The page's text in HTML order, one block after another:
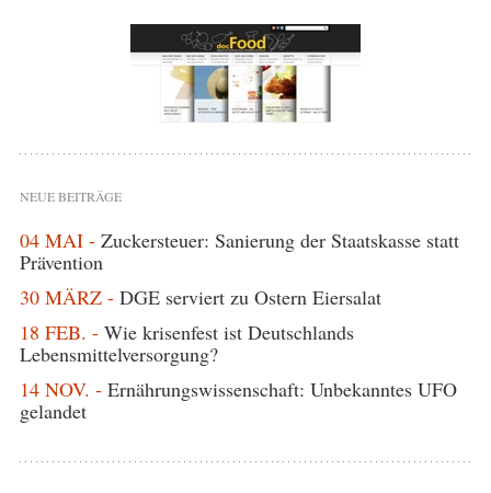
NEUE BEITRÄGE
04 MAI - Zuckersteuer: Sanierung der Staatskasse statt
Prävention
30 MÄRZ - DGE serviert zu Ostern Eiersalat
18 FEB. - Wie krisenfest ist Deutschlands
Lebensmittelversorgung?
14 NOV. - Ernährungswissenschaft: Unbekanntes UFO
gelandet